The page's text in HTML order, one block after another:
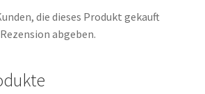
die dieses Produkt gekauft
abgeben.